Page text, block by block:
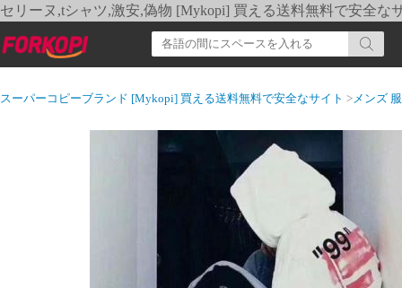
セリーヌ,tシャツ,激安,偽物 [Mykopi] 買える送料無料で安全な
スーパーコピーブランド [Mykopi] 買える送料無料で安全なサイト >メンズ 服